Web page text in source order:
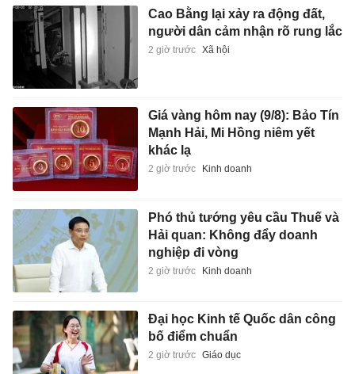
Cao Bằng lại xảy ra động đất,
người dân cảm nhận rõ rung lắc
2 giờ trước Xã hội
Giá vàng hôm nay (9/8): Bảo Tín
Mạnh Hải, Mi Hồng niêm yết
khác lạ
2 giờ trước Kinh doanh
Phó thủ tướng yêu cầu Thuế và
Hải quan: Không đẩy doanh
nghiệp đi vòng
2 giờ trước Kinh doanh
Đại học Kinh tế Quốc dân công
bố điểm chuẩn
2 giờ trước Giáo dục